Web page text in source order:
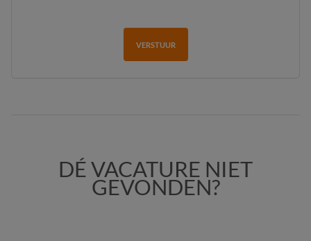
VERSTUUR
DÉ VACATURE NIET
GEVONDEN?